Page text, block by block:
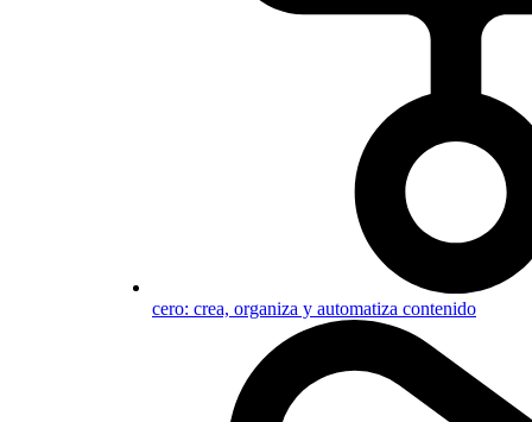
cero: crea, organiza y automatiza contenido